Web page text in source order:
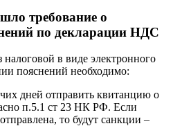
требование о
по декларации НДС
в виде электронного
пояснений необходимо:
дней отправить квитанцию о
п.5.1 ст 23 НК РФ. Если
то будут санкции –